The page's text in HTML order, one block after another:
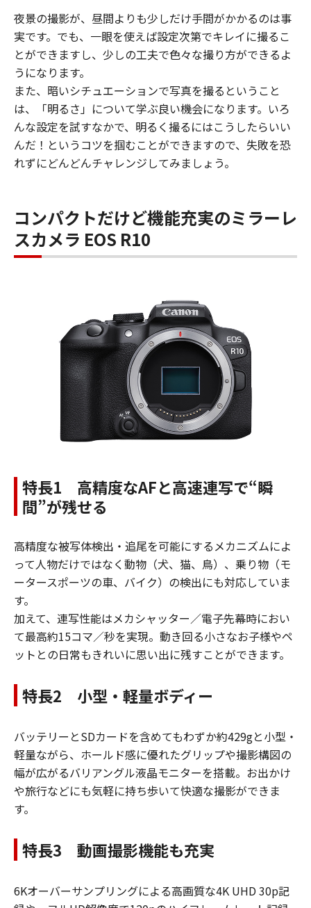
夜景の撮影が、昼間よりも少しだけ手間がかかるのは事
実です。でも、一眼を使えば設定次第でキレイに撮るこ
とができますし、少しの工夫で色々な撮り方ができるよ
うになります。
また、暗いシチュエーションで写真を撮るということ
は、「明るさ」について学ぶ良い機会になります。いろ
んな設定を試すなかで、明るく撮るにはこうしたらいい
んだ！というコツを掴むことができますので、失敗を恐
れずにどんどんチャレンジしてみましょう。
コンパクトだけど機能充実のミラーレ
スカメラ EOS R10
特長1 高精度なAFと高速連写で“瞬
間”が残せる
高精度な被写体検出・追尾を可能にするメカニズムによ
って人物だけではなく動物（犬、猫、鳥）、乗り物（モ
ータースポーツの車、バイク）の検出にも対応していま
す。
加えて、連写性能はメカシャッター／電子先幕時におい
て最高約15コマ／秒を実現。動き回る小さなお子様やペ
ットとの日常もきれいに思い出に残すことができます。
特長2 小型・軽量ボディー
バッテリーとSDカードを含めてもわずか約429gと小型・
軽量ながら、ホールド感に優れたグリップや撮影構図の
幅が広がるバリアングル液晶モニターを搭載。お出かけ
や旅行などにも気軽に持ち歩いて快適な撮影ができま
す。
特長3 動画撮影機能も充実
6Kオーバーサンプリングによる高画質な4K UHD 30p記